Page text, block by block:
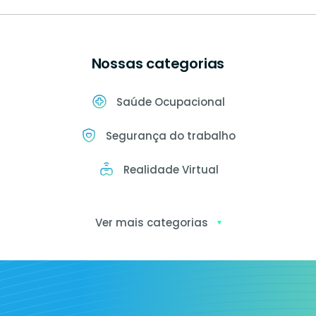
Nossas categorias
Saúde Ocupacional
Segurança do trabalho
Realidade Virtual
Ver mais categorias